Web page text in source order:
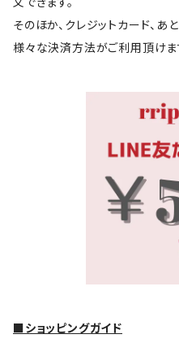
そのほか、クレジットカード、あ
様々な決済方法がご利用頂けま
■ショッピングガイド